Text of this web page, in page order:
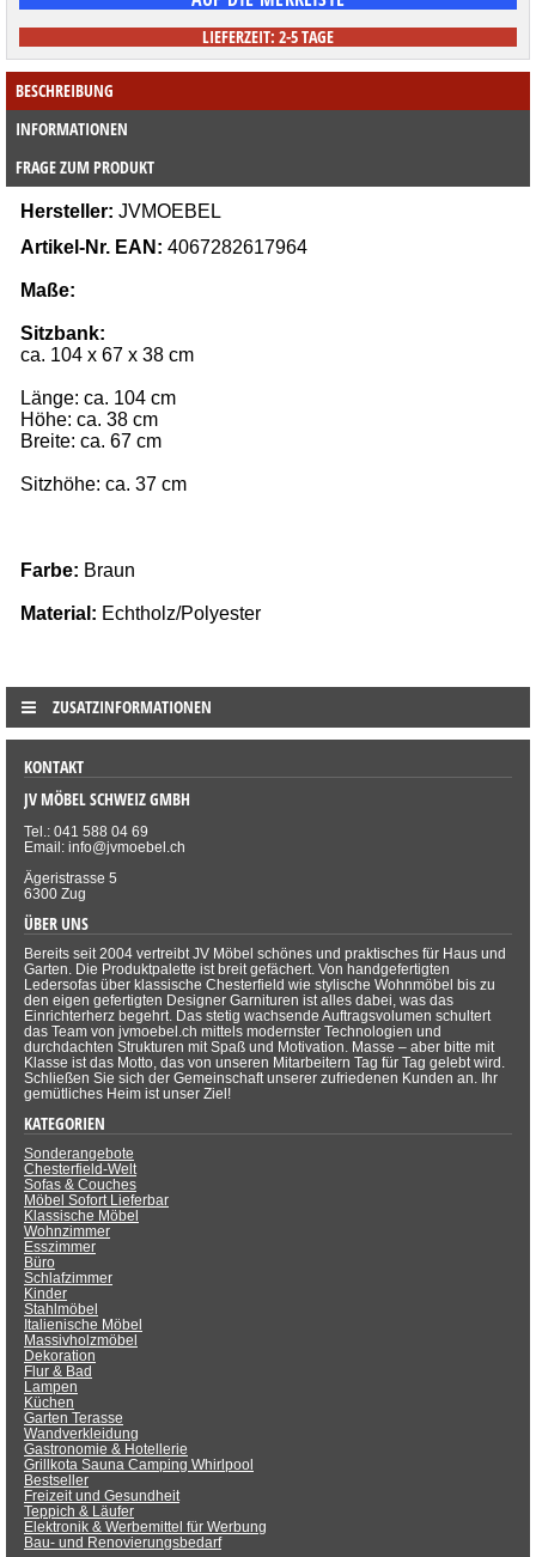
LIEFERZEIT: 2-5 TAGE
BESCHREIBUNG
INFORMATIONEN
FRAGE ZUM PRODUKT
Hersteller: JVMOEBEL
Artikel-Nr. EAN: 4067282617964
Maße:
Sitzbank:
ca. 104 x 67 x 38 cm
Länge: ca. 104 cm
Höhe: ca. 38 cm
Breite: ca. 67 cm
Sitzhöhe: ca. 37 cm
Farbe: Braun
Material: Echtholz/Polyester
ZUSATZINFORMATIONEN
KONTAKT
JV MÖBEL SCHWEIZ GMBH
Tel.: 041 588 04 69
Email: info@jvmoebel.ch
Ägeristrasse 5
6300 Zug
ÜBER UNS
Bereits seit 2004 vertreibt JV Möbel schönes und praktisches für Haus und
Garten. Die Produktpalette ist breit gefächert. Von handgefertigten
Ledersofas über klassische Chesterfield wie stylische Wohnmöbel bis zu
den eigen gefertigten Designer Garnituren ist alles dabei, was das
Einrichterherz begehrt. Das stetig wachsende Auftragsvolumen schultert
das Team von jvmoebel.ch mittels modernster Technologien und
durchdachten Strukturen mit Spaß und Motivation. Masse – aber bitte mit
Klasse ist das Motto, das von unseren Mitarbeitern Tag für Tag gelebt wird.
Schließen Sie sich der Gemeinschaft unserer zufriedenen Kunden an. Ihr
gemütliches Heim ist unser Ziel!
KATEGORIEN
Sonderangebote
Chesterfield-Welt
Sofas & Couches
Möbel Sofort Lieferbar
Klassische Möbel
Wohnzimmer
Esszimmer
Büro
Schlafzimmer
Kinder
Stahlmöbel
Italienische Möbel
Massivholzmöbel
Dekoration
Flur & Bad
Lampen
Küchen
Garten Terasse
Wandverkleidung
Gastronomie & Hotellerie
Grillkota Sauna Camping Whirlpool
Bestseller
Freizeit und Gesundheit
Teppich & Läufer
Elektronik & Werbemittel für Werbung
Bau- und Renovierungsbedarf